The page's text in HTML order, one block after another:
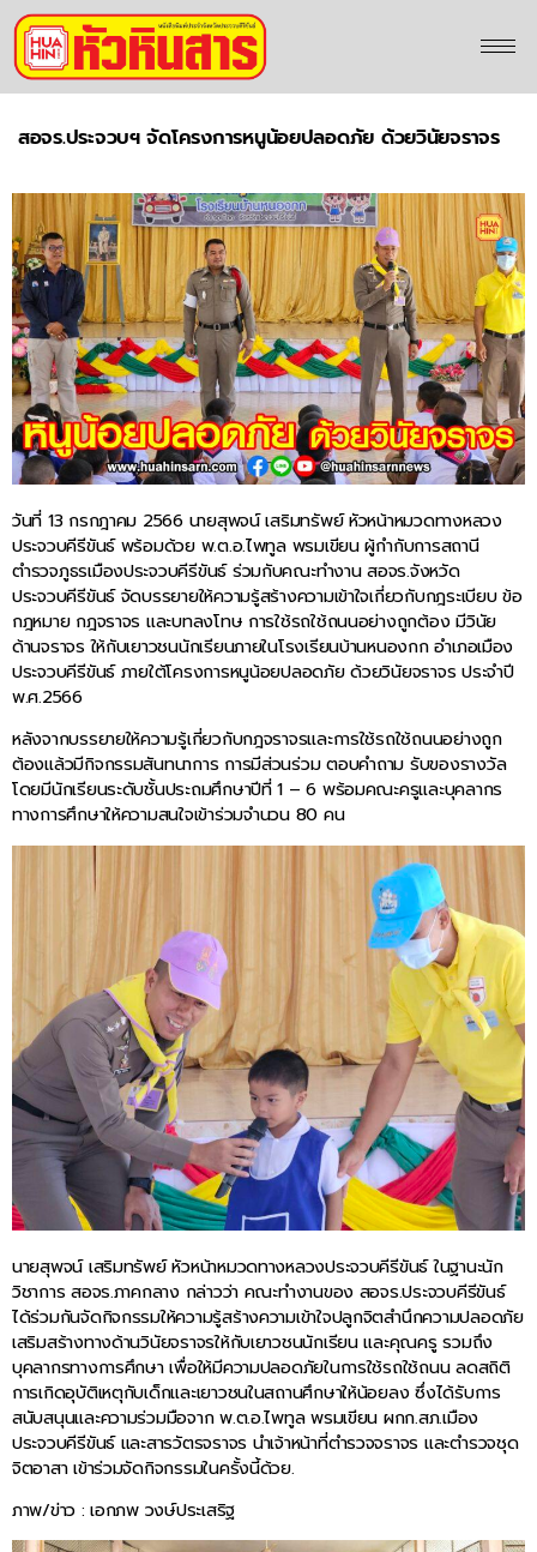
สอจร.ประจวบฯ จัดโครงการหนูน้อยปลอดภัย ด้วยวินัยจราจร
วันที่ 13 กรกฎาคม 2566 นายสุพจน์ เสริมทรัพย์ หัวหน้าหมวดทางหลวง
ประจวบคีรีขันธ์ พร้อมด้วย พ.ต.อ.ไพทูล พรมเขียน ผู้กำกับการสถานี
ตำรวจภูธรเมืองประจวบคีรีขันธ์ ร่วมกับคณะทำงาน สอจร.จังหวัด
ประจวบคีรีขันธ์ จัดบรรยายให้ความรู้สร้างความเข้าใจเกี่ยวกับกฎระเบียบ ข้อ
กฎหมาย กฎจราจร และบทลงโทษ การใช้รถใช้ถนนอย่างถูกต้อง มีวินัย
ด้านจราจร ให้กับเยาวชนนักเรียนภายในโรงเรียนบ้านหนองกก อำเภอเมือง
ประจวบคีรีขันธ์ ภายใต้โครงการหนูน้อยปลอดภัย ด้วยวินัยจราจร ประจำปี
พ.ศ.2566
หลังจากบรรยายให้ความรู้เกี่ยวกับกฎจราจรและการใช้รถใช้ถนนอย่างถูก
ต้องแล้วมีกิจกรรมสันทนาการ การมีส่วนร่วม ตอบคำถาม รับของรางวัล
โดยมีนักเรียนระดับชั้นประถมศึกษาปีที่ 1 – 6 พร้อมคณะครูและบุคลากร
ทางการศึกษาให้ความสนใจเข้าร่วมจำนวน 80 คน
นายสุพจน์ เสริมทรัพย์ หัวหน้าหมวดทางหลวงประจวบคีรีขันธ์ ในฐานะนัก
วิชาการ สอจร.ภาคกลาง กล่าวว่า คณะทำงานของ สอจร.ประจวบคีรีขันธ์
ได้ร่วมกันจัดกิจกรรมให้ความรู้สร้างความเข้าใจปลูกจิตสำนึกความปลอดภัย
เสริมสร้างทางด้านวินัยจราจรให้กับเยาวชนนักเรียน และคุณครู รวมถึง
บุคลากรทางการศึกษา เพื่อให้มีความปลอดภัยในการใช้รถใช้ถนน ลดสถิติ
การเกิดอุบัติเหตุกับเด็กและเยาวชนในสถานศึกษาให้น้อยลง ซึ่งได้รับการ
สนับสนุนและความร่วมมือจาก พ.ต.อ.ไพทูล พรมเขียน ผกก.สภ.เมือง
ประจวบคีรีขันธ์ และสารวัตรจราจร นำเจ้าหน้าที่ตำรวจจราจร และตำรวจชุด
จิตอาสา เข้าร่วมจัดกิจกรรมในครั้งนี้ด้วย.
ภาพ/ข่าว : เอกภพ วงษ์ประเสริฐ